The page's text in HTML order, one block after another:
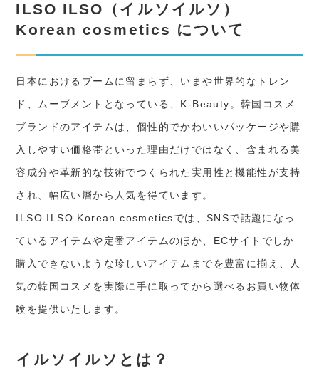
ILSO ILSO（イルソイルソ）
Korean cosmetics について
日本におけるブームに留まらず、いまや世界的なトレン
ド、ムーブメントとなっている、K-Beauty。韓国コスメ
ブランドのアイテムは、個性的でかわいいパッケージや購
入しやすい価格帯といった理由だけではなく、含まれる美
容成分や革新的な技術でつくられた実用性と機能性が支持
され、幅広い層から人気を得ています。
ILSO ILSO Korean cosmeticsでは、SNSで話題になっ
ているアイテムや定番アイテムのほか、ECサイトでしか
購入できないような珍しいアイテムまでを豊富に揃え、人
気の韓国コスメを実際に手に取ってから選べるお買い物体
験を提供いたします。
イルソイルソとは？